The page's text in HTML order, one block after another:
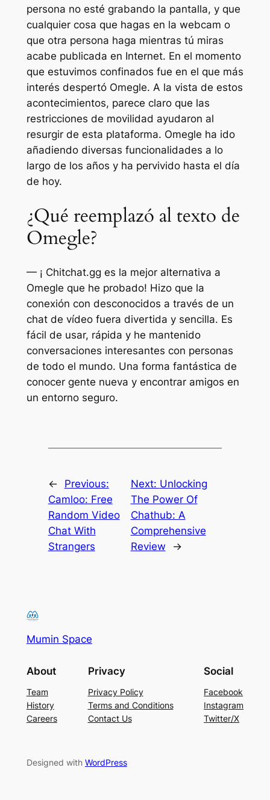
persona no esté grabando la pantalla, y que
cualquier cosa que hagas en la webcam o
que otra persona haga mientras tú miras
acabe publicada en Internet. En el momento
que estuvimos confinados fue en el que más
interés despertó Omegle. A la vista de estos
acontecimientos, parece claro que las
restricciones de movilidad ayudaron al
resurgir de esta plataforma. Omegle ha ido
añadiendo diversas funcionalidades a lo
largo de los años y ha pervivido hasta el día
de hoy.
¿Qué reemplazó al texto de
Omegle?
— ¡ Chitchat.gg es la mejor alternativa a
Omegle que he probado! Hizo que la
conexión con desconocidos a través de un
chat de vídeo fuera divertida y sencilla. Es
fácil de usar, rápida y he mantenido
conversaciones interesantes con personas
de todo el mundo. Una forma fantástica de
conocer gente nueva y encontrar amigos en
un entorno seguro.
←
Previous:
Camloo: Free
Random Video
Chat With
Strangers
Next: Unlocking
The Power Of
Chathub: A
Comprehensive
Review
→
Mumin Space
About
Team
History
Careers
Privacy
Privacy Policy
Terms and Conditions
Contact Us
Social
Facebook
Instagram
Twitter/X
Designed with WordPress